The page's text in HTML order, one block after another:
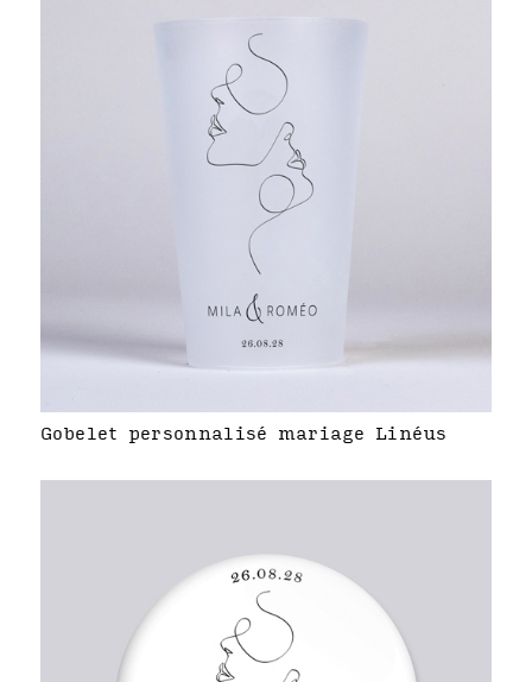
Gobelet personnalisé mariage Linéus